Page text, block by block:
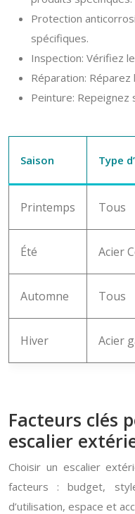
Protection
spécifiques.
Inspection: Vérifiez
Réparation:
Peinture: Repeignez
Saison Type
Printemps Tous
Été Acier
Automne Tous
Hiver Acier
Facteurs clés
escalier
Choisir un escalier
facteurs : budget,
d’utilisation, espace et